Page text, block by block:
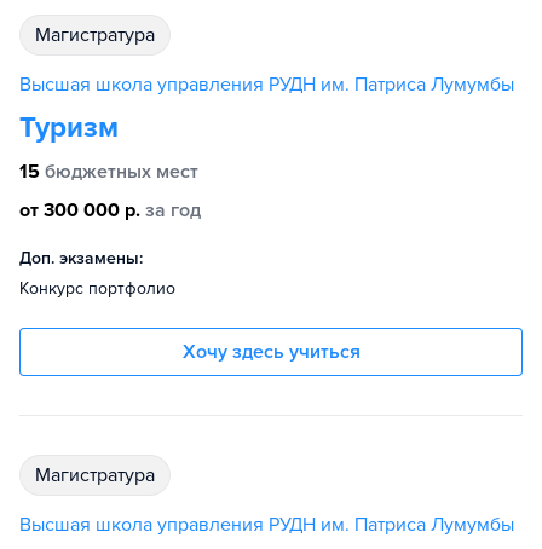
магистратура
Высшая школа управления РУДН им. Патриса Лумумбы
Туризм
15 бюджетных мест
от 300 000 р. за год
Доп. экзамены:
Конкурс портфолио
Хочу здесь учиться
магистратура
Высшая школа управления РУДН им. Патриса Лумумбы